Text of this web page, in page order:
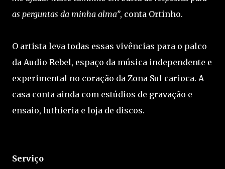
as perguntas da minha alma”, conta Ortinho.
O artista leva todas essas vivências para o palco
da Audio Rebel, espaço da música independente e
experimental no coração da Zona Sul carioca. A
casa conta ainda com estúdios de gravação e
ensaio, luthieria e loja de discos.
Serviço